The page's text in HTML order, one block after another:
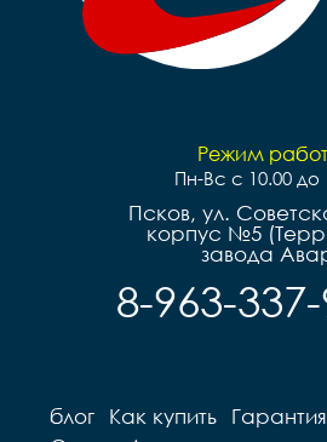
Режим
Пн-Вс с 10.00 до
Псков, ул.
корпус №5
завода
8-963-
блог Как купить Гарантия